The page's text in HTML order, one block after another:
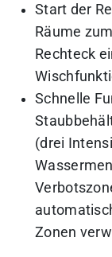
Start der
Räume
Rechteck
Schnelle
(drei
Zonen